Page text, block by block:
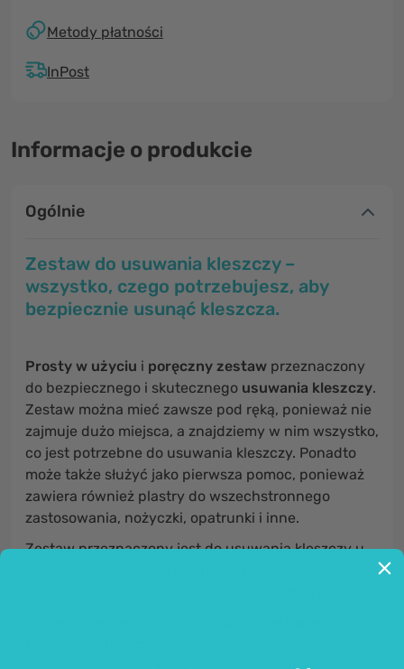
Metody płatności
InPost
Informacje o produkcie
Ogólnie
Zestaw do usuwania kleszczy –
wszystko, czego potrzebujesz, aby
bezpiecznie usunąć kleszcza.
Prosty w użyciu i poręczny zestaw przeznaczony
do bezpiecznego i skutecznego usuwania kleszczy.
Zestaw można mieć zawsze pod ręką, ponieważ nie
zajmuje dużo miejsca, a znajdziemy w nim wszystko,
co jest potrzebne do usuwania kleszczy. Ponadto
może także służyć jako pierwsza pomoc, ponieważ
zawiera również plastry do wszechstronnego
zastosowania, nożyczki, opatrunki i inne.
Zestaw przeznaczony jest do usuwania kleszczy u